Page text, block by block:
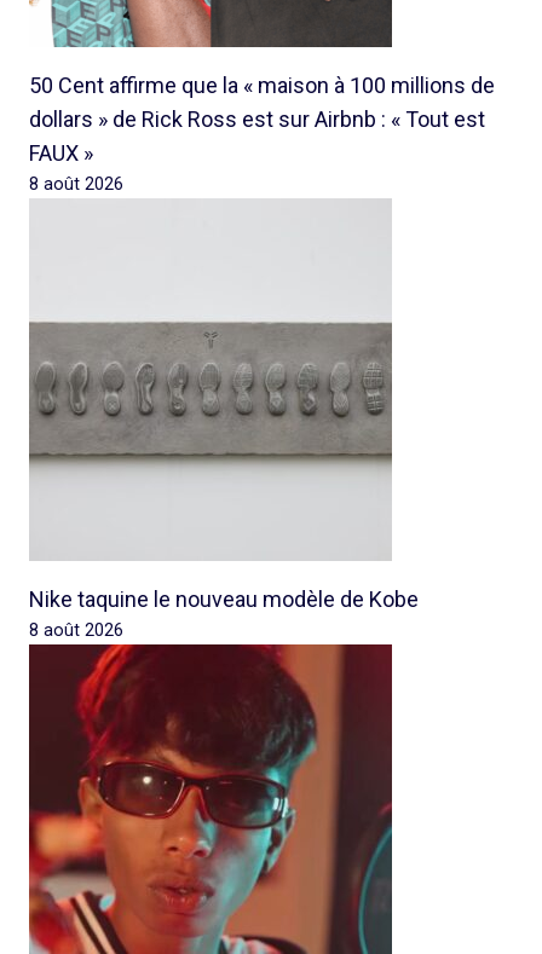
50 Cent affirme que la « maison à 100 millions de
dollars » de Rick Ross est sur Airbnb : « Tout est
FAUX »
8 août 2026
Nike taquine le nouveau modèle de Kobe
8 août 2026